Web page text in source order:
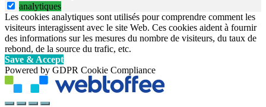
analytiques
Les cookies analytiques sont utilisés pour comprendre comment les
visiteurs interagissent avec le site Web. Ces cookies aident à fournir
des informations sur les mesures du nombre de visiteurs, du taux de
rebond, de la source du trafic, etc.
Save & Accept
Powered by GDPR Cookie Compliance